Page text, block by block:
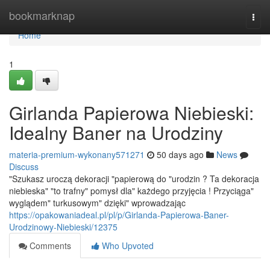
bookmarknap
Home
Home
1
Girlanda Papierowa Niebieski:
Idealny Baner na Urodziny
materia-premium-wykonany571271 50 days ago
News
Discuss
"Szukasz uroczą dekoracji "papierową do "urodzin ? Ta dekoracja
niebieska" "to trafny" pomysł dla" każdego przyjęcia ! Przyciąga"
wyglądem" turkusowym" dzięki" wprowadzając
https://opakowaniadeal.pl/pl/p/Girlanda-Papierowa-Baner-
Urodzinowy-Niebieski/12375
Comments
Who Upvoted